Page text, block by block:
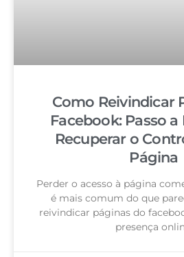
Como Reivindicar
Facebook: Passo a
Recuperar o
Página
Perder o acesso à página
é mais comum do que
reivindicar páginas do
presença